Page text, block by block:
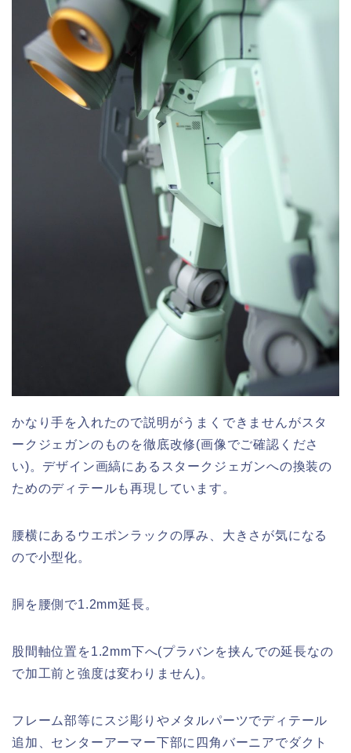
かなり手を入れたので説明がうまくできませんがスタ
ークジェガンのものを徹底改修(画像でご確認くださ
い)。デザイン画縞にあるスタークジェガンへの換装の
ためのディテールも再現しています。
腰横にあるウエポンラックの厚み、大きさが気になる
ので小型化。
胴を腰側で1.2mm延長。
股間軸位置を1.2mm下へ(プラバンを挟んでの延長なの
で加工前と強度は変わりません)。
フレーム部等にスジ彫りやメタルパーツでディテール
追加、センターアーマー下部に四角バーニアでダクト